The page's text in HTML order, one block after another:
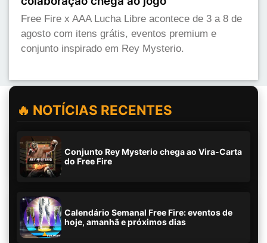
Free Fire x AAA Lucha Libre acontece de 3 a 8 de
agosto com itens grátis, eventos premium e
conjunto inspirado em Rey Mysterio.
🔥 NOTÍCIAS RECENTES
Conjunto Rey Mysterio chega ao Vira-Carta
do Free Fire
Calendário Semanal Free Fire: eventos de
hoje, amanhã e próximos dias